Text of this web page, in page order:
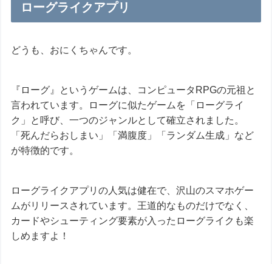
ローグライクアプリ
どうも、おにくちゃんです。
『ローグ』というゲームは、コンピュータRPGの元祖と
言われています。ローグに似たゲームを「ローグライ
ク」と呼び、一つのジャンルとして確立されました。
「死んだらおしまい」「満腹度」「ランダム生成」など
が特徴的です。
ローグライクアプリの人気は健在で、沢山のスマホゲー
ムがリリースされています。王道的なものだけでなく、
カードやシューティング要素が入ったローグライクも楽
しめますよ！